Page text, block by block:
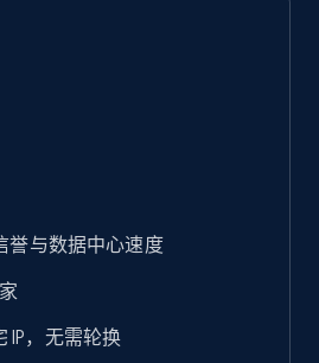
誉与数据中心速度
IP，无需轮换